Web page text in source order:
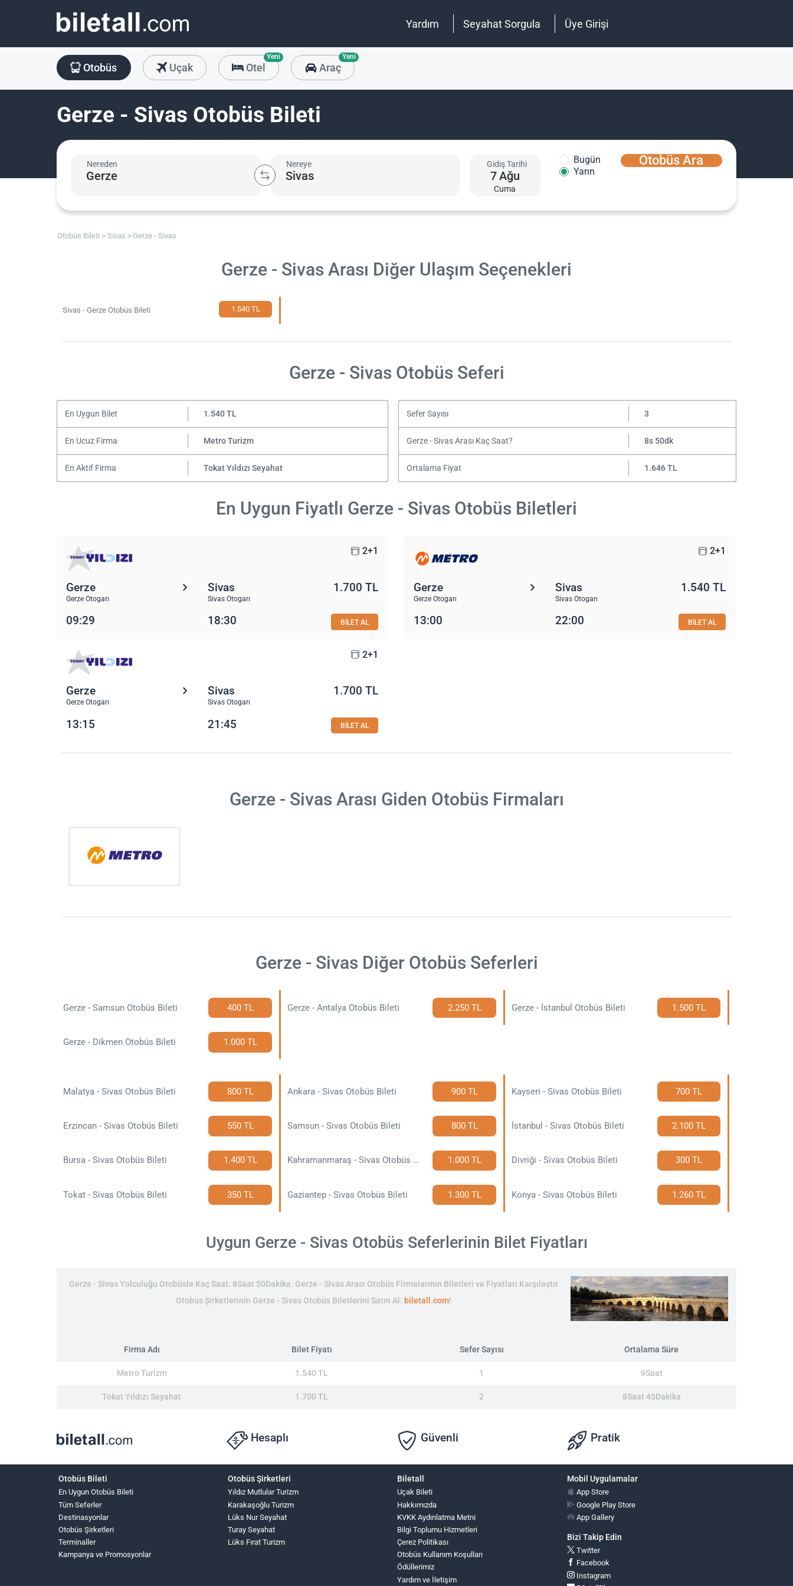
Yardım Seyahat Sorgula Üye Girişi
Otobüs Uçak Otel
Yeni
Araç
Yeni
Gerze - Sivas Otobüs Bileti
Nereden Nereye Gidiş Tarihi
7Ağu
Cuma
Bugün
Yarın
Otobüs Ara
Otobüs Bileti Sivas Gerze - Sivas
Gerze - Sivas Arası Diğer Ulaşım Seçenekleri
Sivas - Gerze Otobüs Bileti 1.540 TL
Gerze - Sivas Otobüs Seferi
En Uygun Bilet 1.540 TL Sefer Sayısı 3
En Ucuz Firma Metro Turizm Gerze - Sivas Arası Kaç Saat? 8s 50dk
En Aktif Firma Tokat Yıldızı Seyahat Ortalama Fiyat 1.646 TL
En Uygun Fiyatlı Gerze - Sivas Otobüs Biletleri
2+1
Gerze
Gerze Otogarı
Sivas
Sivas Otogarı
1.700 TL
09:29 18:30 BİLET AL
2+1
Gerze
Gerze Otogarı
Sivas
Sivas Otogarı
1.540 TL
13:00 22:00 BİLET AL
2+1
Gerze
Gerze Otogarı
Sivas
Sivas Otogarı
1.700 TL
13:15 21:45 BİLET AL
Gerze - Sivas Arası Giden Otobüs Firmaları
Gerze - Sivas Diğer Otobüs Seferleri
Gerze - Samsun Otobüs Bileti 400 TL Gerze - Antalya Otobüs Bileti 2.250 TL Gerze - İstanbul Otobüs Bileti 1.500 TL
Gerze - Dikmen Otobüs Bileti 1.000 TL
Malatya - Sivas Otobüs Bileti 800 TL Ankara - Sivas Otobüs Bileti 900 TL Kayseri - Sivas Otobüs Bileti 700 TL
Erzincan - Sivas Otobüs Bileti 550 TL Samsun - Sivas Otobüs Bileti 800 TL İstanbul - Sivas Otobüs Bileti 2.100 TL
Bursa - Sivas Otobüs Bileti 1.400 TL Kahramanmaraş - Sivas Otobüs Bileti 1.000 TL Divriği - Sivas Otobüs Bileti 300 TL
Tokat - Sivas Otobüs Bileti 350 TL Gaziantep - Sivas Otobüs Bileti 1.300 TL Konya - Sivas Otobüs Bileti 1.260 TL
Uygun Gerze - Sivas Otobüs Seferlerinin Bilet Fiyatları
Gerze - Sivas Yolculuğu Otobüsle Kaç Saat: 8Saat 50Dakika. Gerze - Sivas Arası Otobüs Firmalarının Biletleri ve Fiyatları Karşılaştır
Otobüs Şirketlerinin Gerze - Sivas Otobüs Biletlerini Satın Al: biletall.com!
Firma Adı Bilet Fiyatı Sefer Sayısı Ortalama Süre
Metro Turizm 1.540 TL 1 9Saat
Tokat Yıldızı Seyahat 1.700 TL 2 8Saat 45Dakika
Hesaplı Güvenli Pratik
Otobüs Bileti
En Uygun Otobüs Bileti
Tüm Seferler
Destinasyonlar
Otobüs Şirketleri
Terminaller
Kampanya ve Promosyonlar
Otobüs Şirketleri
Yıldız Mutlular Turizm
Karakaşoğlu Turizm
Lüks Nur Seyahat
Turay Seyahat
Lüks Fırat Turizm
Biletall
Uçak Bileti
Hakkımızda
KVKK Aydınlatma Metni
Bilgi Toplumu Hizmetleri
Çerez Politikası
Otobüs Kullanım Koşulları
Ödüllerimiz
Yardım ve İletişim
Mobil Uygulamalar
App Store
Google Play Store
App Gallery
Bizi Takip Edin
Twitter
Facebook
Instagram